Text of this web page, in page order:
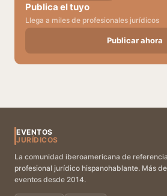
Publica el tuyo
Llega a miles de profesionales jurídicos
Publicar ahora
EVENTOS
JURÍDICOS
La comunidad iberoamericana de
profesional jurídico hispanohablante. Más
eventos desde 2014.